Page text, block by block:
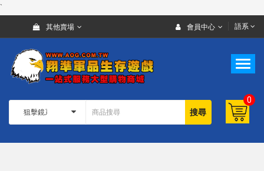
`
其他賣場 會員中心 語系
搜尋
0